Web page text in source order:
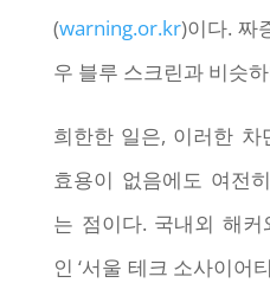
(warning.or.kr)이다. 짜
우 블루 스크린과 비슷
희한한 일은, 이러한
효용이 없음에도 여전
는 점이다. 국내외 해
인 ‘서울 테크 소사이어